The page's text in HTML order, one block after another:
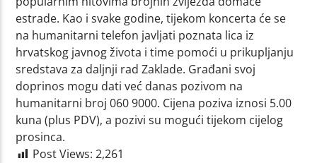
estrade. Kao i svake godine, tijekom koncerta će se
na humanitarni telefon javljati poznata lica iz
hrvatskog javnog života i time pomoći u prikupljanju
sredstava za daljnji rad Zaklade. Građani svoj
doprinos mogu dati već danas pozivom na
humanitarni broj 060 9000. Cijena poziva iznosi 5.00
kuna (plus PDV), a pozivi su mogući tijekom cijelog
prosinca.
Post Views: 2,261